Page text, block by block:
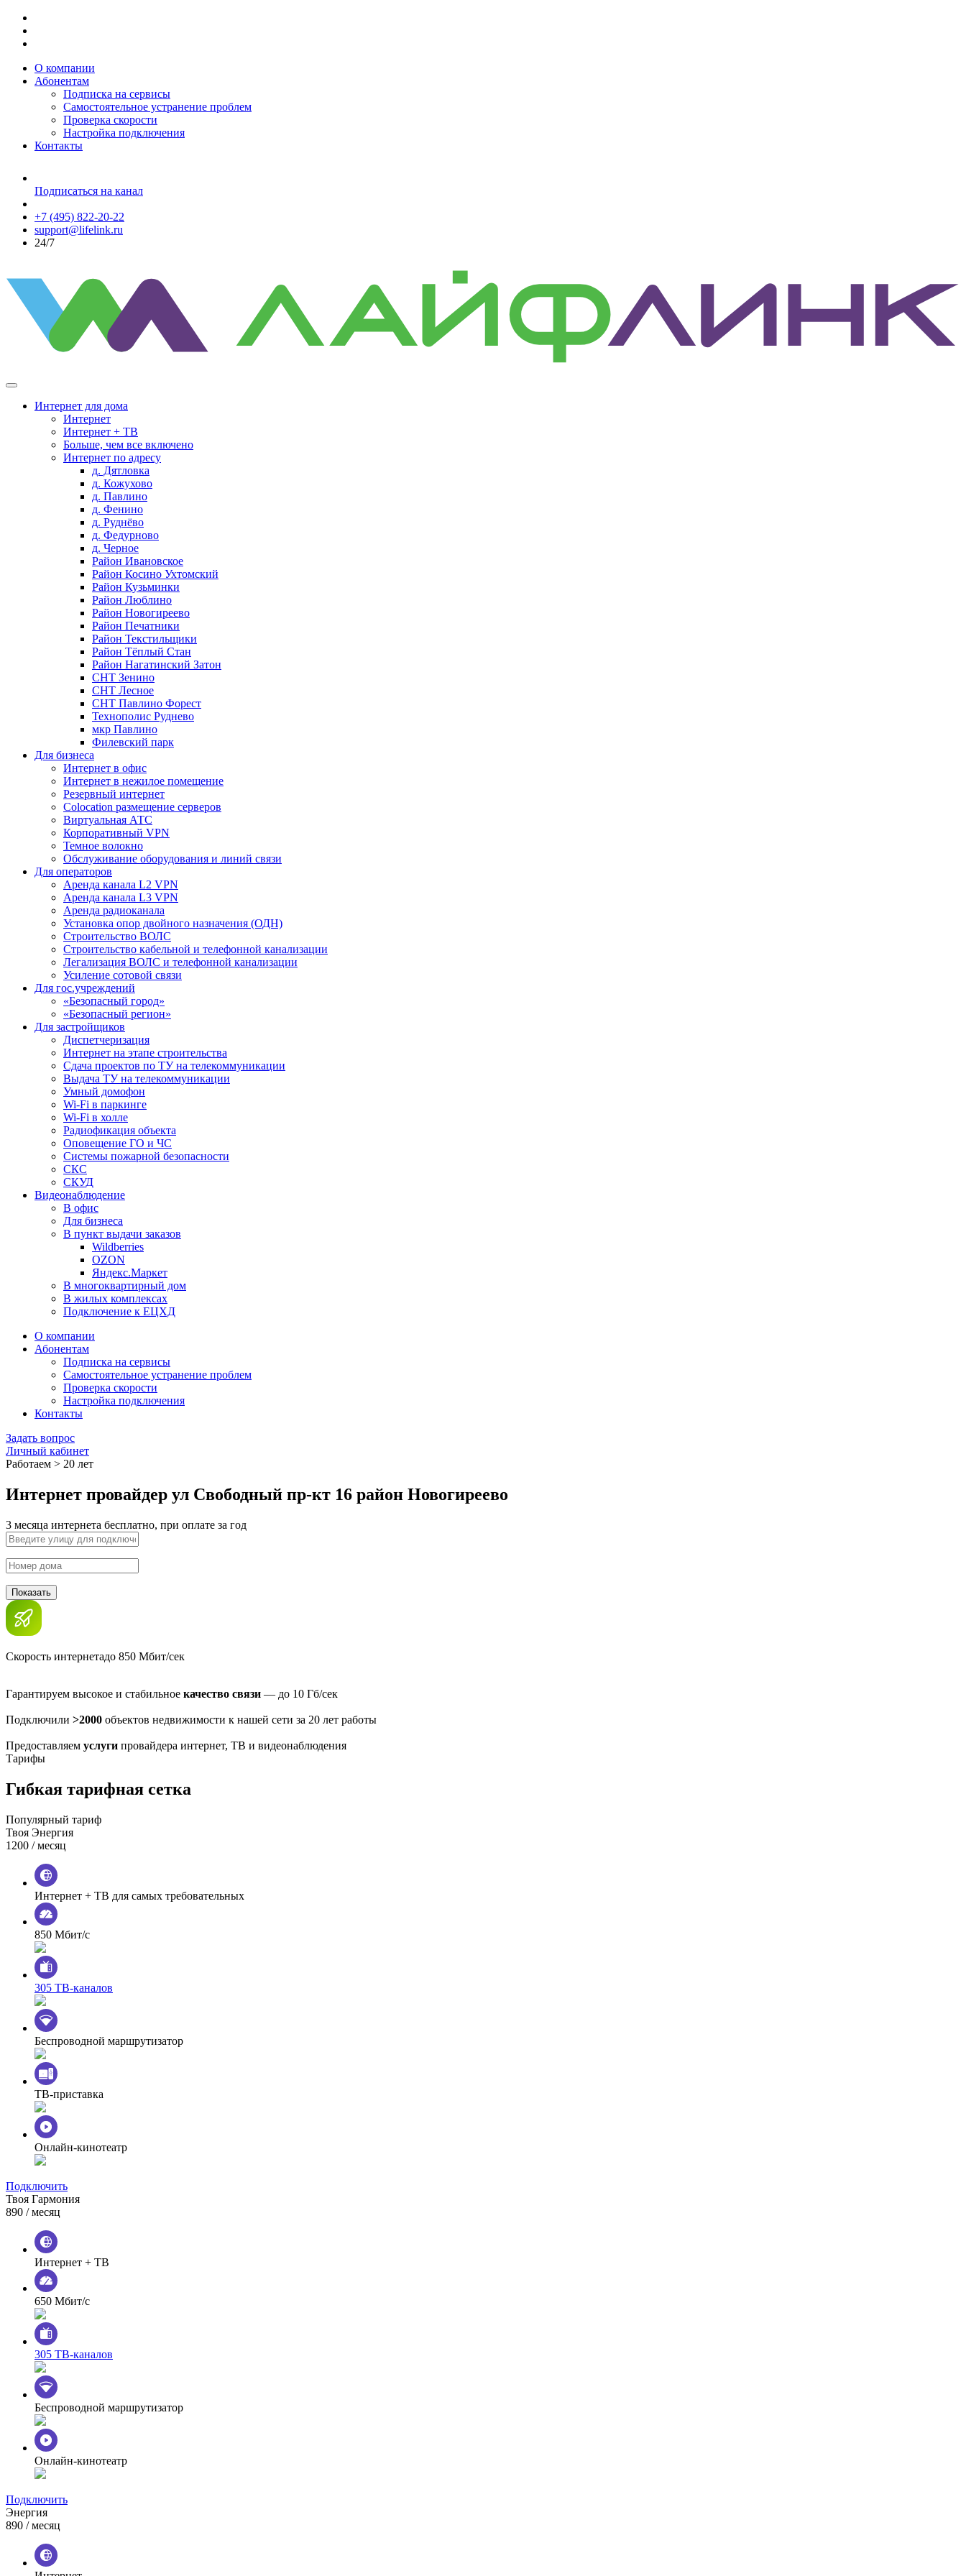
О компании
Абонентам
Подписка на сервисы
Самостоятельное устранение проблем
Проверка скорости
Настройка подключения
Контакты
Подписаться на канал
+7 (495) 822-20-22
support@lifelink.ru
24/7
Интернет для дома
Интернет
Интернет + ТВ
Больше, чем все включено
Интернет по адресу
д. Дятловка
д. Кожухово
д. Павлино
д. Фенино
д. Руднёво
д. Федурново
д. Черное
Район Ивановское
Район Косино Ухтомский
Район Кузьминки
Район Люблино
Район Новогиреево
Район Печатники
Район Текстильщики
Район Тёплый Стан
Район Нагатинский Затон
СНТ Зенино
СНТ Лесное
СНТ Павлино Форест
Технополис Руднево
мкр Павлино
Филевский парк
Для бизнеса
Интернет в офис
Интернет в нежилое помещение
Резервный интернет
Colocation размещение серверов
Виртуальная АТС
Корпоративный VPN
Темное волокно
Обслуживание оборудования и линий связи
Для операторов
Аренда канала L2 VPN
Аренда канала L3 VPN
Аренда радиоканала
Установка опор двойного назначения (ОДН)
Строительство ВОЛС
Строительство кабельной и телефонной канализации
Легализация ВОЛС и телефонной канализации
Усиление сотовой связи
Для гос.учреждений
«Безопасный город»
«Безопасный регион»
Для застройщиков
Диспетчеризация
Интернет на этапе строительства
Сдача проектов по ТУ на телекоммуникации
Выдача ТУ на телекоммуникации
Умный домофон
Wi-Fi в паркинге
Wi-Fi в холле
Радиофикация объекта
Оповещение ГО и ЧС
Системы пожарной безопасности
СКС
СКУД
Видеонаблюдение
В офис
Для бизнеса
В пункт выдачи заказов
Wildberries
OZON
Яндекс.Маркет
В многоквартирный дом
В жилых комплексах
Подключение к ЕЦХД
О компании
Абонентам
Подписка на сервисы
Самостоятельное устранение проблем
Проверка скорости
Настройка подключения
Контакты
Задать вопрос
Личный кабинет
Работаем > 20 лет
Интернет провайдер ул Свободный пр-кт 16 район Новогиреево
3 месяца интернета бесплатно, при оплате за год
Показать
Скорость интернетадо 850 Мбит/сек
Гарантируем высокое и стабильное качество связи — до 10 Гб/сек
Подключили >2000 объектов недвижимости к нашей сети за 20 лет работы
Предоставляем услуги провайдера интернет, ТВ и видеонаблюдения
Тарифы
Гибкая тарифная сетка
Популярный тариф
Твоя Энергия
1200 / месяц
Интернет + ТВ для самых требовательных
850 Мбит/с
305 ТВ-каналов
Беспроводной маршрутизатор
ТВ-приставка
Онлайн-кинотеатр
Подключить
Твоя Гармония
890 / месяц
Интернет + ТВ
650 Мбит/с
305 ТВ-каналов
Беспроводной маршрутизатор
Онлайн-кинотеатр
Подключить
Энергия
890 / месяц